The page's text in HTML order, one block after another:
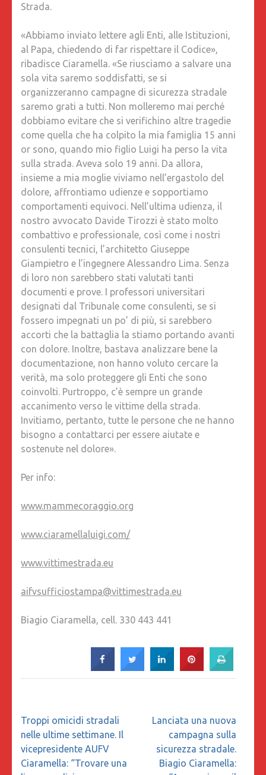
Strada.
«Abbiamo inviato lettere agli Enti, alle Istituzioni,
al Papa, chiedendo di far rispettare il Codice»,
ribadisce Ciaramella. «Se riusciamo a salvare una
sola vita saremo soddisfatti, se si
organizzeranno campagne di sicurezza stradale
saremo grati a tutti. Non molleremo mai perché
dobbiamo evitare che si verifichino altre tragedie
come quella che ha colpito la mia famiglia 15 anni
or sono, quando mio figlio Luigi ha perso la vita
sulla strada. Aveva solo 19 anni. Da allora,
insieme a mia moglie viviamo nell’ergastolo del
dolore, affrontiamo udienze e sopportiamo
comportamenti equivoci. Nell’ultima udienza, il
nostro avvocato Davide Tirozzi è stato molto
combattivo e professionale, così come i nostri
consulenti tecnici, l’architetto Giuseppe
Giampietro e l’ingegnere Alessandro Lima. Senza
di loro non sarebbero stati valutati tanti
documenti e prove. I professori universitari
designati dal Tribunale come consulenti, se si
fossero impegnati un po’ di più, si sarebbero
accorti che la battaglia la stiamo portando avanti
con dolore. Inoltre, bastava analizzare bene la
documentazione, non hanno voluto cercare la
verità, ma solo proteggere gli Enti che sono
coinvolti. Purtroppo, c’è sempre un grande
accanimento verso le vittime della strada.
Invitiamo, pertanto, tutte le persone che ne hanno
bisogno a contattarci per essere aiutate e
sostenute nel dolore».
Per info:
www.mammecoraggio.org
www.ciaramellaluigi.com/
www.vittimestrada.eu
aifvsufficiostampa@vittimestrada.eu
Biagio Ciaramella, cell. 330 443 441
Navigazione
articoli
Troppi omicidi stradali
nelle ultime settimane. Il
vicepresidente AUFV
Ciaramella: “Trovare una
Lanciata una nuova
campagna sulla
sicurezza stradale.
Biagio Ciaramella: